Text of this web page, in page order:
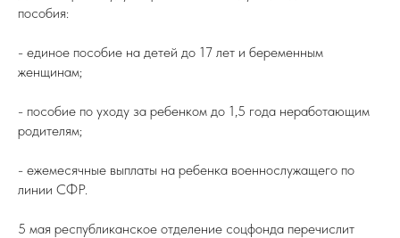
пособия:
- единое пособие на детей до 17 лет и беременным
женщинам;
- пособие по уходу за ребенком до 1,5 года неработающим
родителям;
- ежемесячные выплаты на ребенка военнослужащего по
линии СФР.
5 мая республиканское отделение соцфонда перечислит